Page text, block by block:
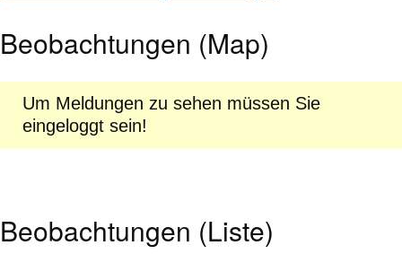
Beobachtungen (Map)
Um Meldungen zu sehen müssen Sie
eingeloggt sein!
Beobachtungen (Liste)